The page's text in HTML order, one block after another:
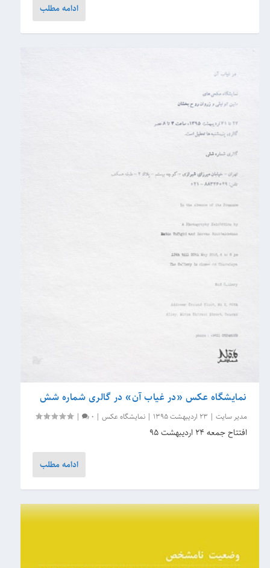
ادامه مطلب
نمایشگاه عکس «در غیاب آن» در گالری شماره شش
مدیر سایت | 23 اردیبهشت 1395 |نمایشگاه عکس |
0
|
افتتاح جمعه ۲۴ اردیبهشت ۹۵
ادامه مطلب